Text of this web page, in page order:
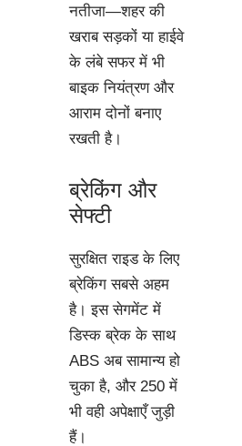
नतीजा—शहर की
खराब सड़कों या हाईवे
के लंबे सफर में भी
बाइक नियंत्रण और
आराम दोनों बनाए
रखती है।
ब्रेकिंग और
सेफ्टी
सुरक्षित राइड के लिए
ब्रेकिंग सबसे अहम
है। इस सेगमेंट में
डिस्क ब्रेक के साथ
ABS अब सामान्य हो
चुका है, और 250 में
भी वही अपेक्षाएँ जुड़ी
हैं।